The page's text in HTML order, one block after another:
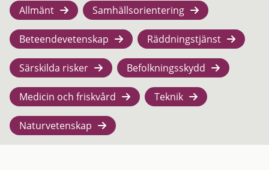
Allmänt Samhällsorientering
Beteendevetenskap Räddningstjänst
Särskilda risker Befolkningsskydd
Medicin och friskvård Teknik
Naturvetenskap